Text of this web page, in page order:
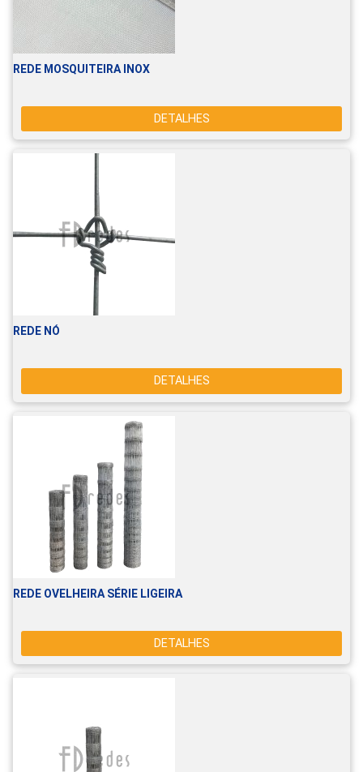
REDE MOSQUITEIRA INOX
DETALHES
REDE NÓ
DETALHES
REDE OVELHEIRA SÉRIE LIGEIRA
DETALHES